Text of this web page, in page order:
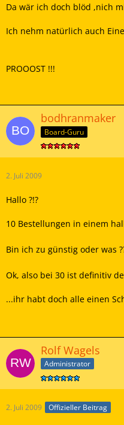
Da wär ich doch blöd ,nich
Ich nehm natürlich auch
PROOOST !!!
bodhranmaker
Board-Guru
2. Juli 2009
Hallo ?!?
10 Bestellungen in einem
Bin ich zu günstig oder was
Ok, also bei 30 ist definitiv
...ihr habt doch alle einen
Rolf Wagels
Administrator
2. Juli 2009 Offizieller Beitrag